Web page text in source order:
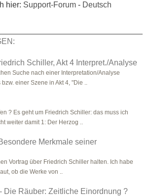
hier: Support-Forum - Deutsch
Schiller, Akt 4 Interpret./Analyse
Suche nach einer Interpretation/Analyse
einer Szene in Akt 4, "Die ..
? Es geht um Friedrich Schiller: das muss ich
weiter damit 1: Der Herzog ..
Merkmale seiner
Vortrag über Friedrich Schiller halten. Ich habe
ob die Werke von ..
Die Räuber: Zeitliche Einordnung ?